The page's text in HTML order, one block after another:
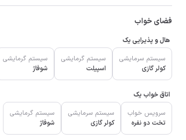
فضای خواب
هال و پذیرایی یک
سیستم سرمایشی
کولر گازی
سیستم گرمایشی
اسپیلت
سیستم گرمایشی
شوفاژ
اتاق خواب یک
سرویس خواب
تخت دو نفره
سیستم سرمایشی
کولر گازی
سیستم گرمایشی
شوفاژ